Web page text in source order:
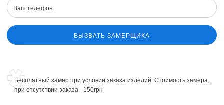
ВЫЗВАТЬ ЗАМЕРЩИКА
Бесплатный замер при условии заказа изделий. Стоимость замера,
при отсутствии заказа - 150грн